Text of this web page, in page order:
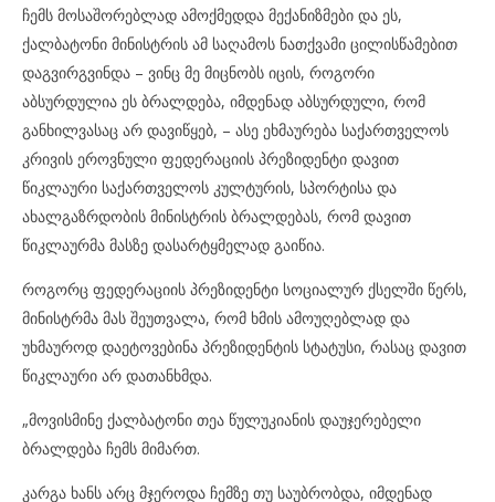
ჩემს მოსაშორებლად ამოქმედდა მექანიზმები და ეს,
ქალბატონი მინისტრის ამ საღამოს ნათქვამი ცილისწამებით
დაგვირგვინდა – ვინც მე მიცნობს იცის, როგორი
აბსურდულია ეს ბრალდება, იმდენად აბსურდული, რომ
განხილვასაც არ დავიწყებ, – ასე ეხმაურება საქართველოს
კრივის ეროვნული ფედერაციის პრეზიდენტი დავით
წიკლაური საქართველოს კულტურის, სპორტისა და
ახალგაზრდობის მინისტრის ბრალდებას, რომ დავით
წიკლაურმა მასზე დასარტყმელად გაიწია.
როგორც ფედერაციის პრეზიდენტი სოციალურ ქსელში წერს,
მინისტრმა მას შეუთვალა, რომ ხმის ამოუღებლად და
უხმაუროდ დაეტოვებინა პრეზიდენტის სტატუსი, რასაც დავით
წიკლაური არ დათანხმდა.
„მოვისმინე ქალბატონი თეა წულუკიანის დაუჯერებელი
ბრალდება ჩემს მიმართ.
კარგა ხანს არც მჯეროდა ჩემზე თუ საუბრობდა, იმდენად